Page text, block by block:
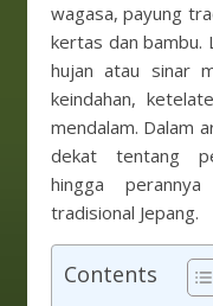
wagasa, payung
kertas dan bambu.
hujan atau sinar
keindahan,
mendalam. Dalam
dekat tentang
hingga
tradisional Jepang.
Contents